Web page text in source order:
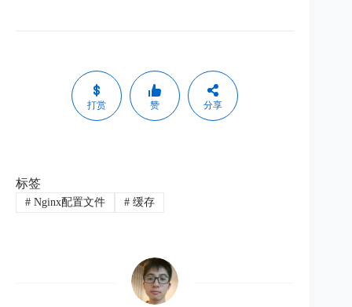
打赏 赞 分享
标签
#Nginx配置文件 #缓存